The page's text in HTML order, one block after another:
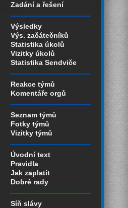
Zadání a řešení
Výsledky
Výs. začátečníků
Statistika úkolů
Vizitky úkolů
Statistika Sendviče
Reakce týmů
Komentáře orgů
Seznam týmů
Fotky týmů
Vizitky týmů
Úvodní text
Pravidla
Jak zaplatit
Dobré rady
Síň slávy